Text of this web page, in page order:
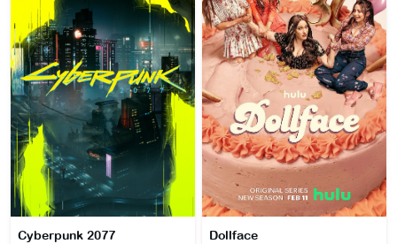
Cyberpunk 2077 Dollface